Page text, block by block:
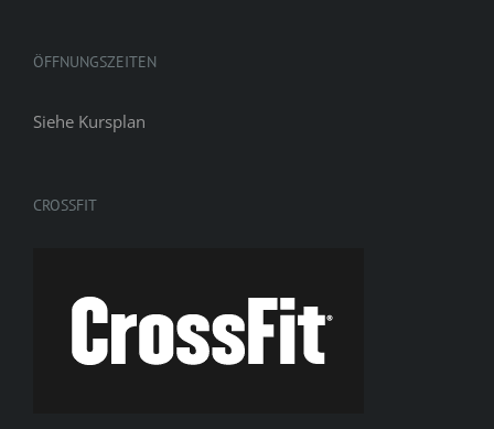
ÖFFNUNGSZEITEN
Siehe Kursplan
CROSSFIT